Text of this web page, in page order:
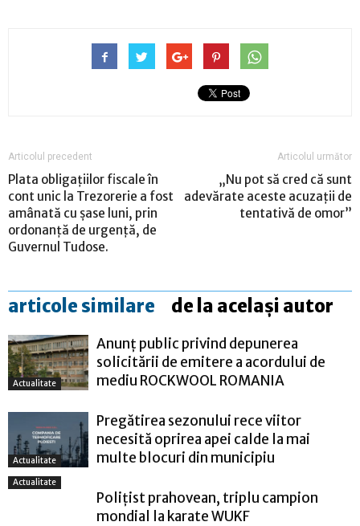
Articolul precedent
Plata obligaţiilor fiscale în
cont unic la Trezorerie a fost
amânată cu şase luni, prin
ordonanţă de urgenţă, de
Guvernul Tudose.
Articolul următor
„Nu pot să cred că sunt
adevărate aceste acuzaţii de
tentativă de omor”
articole similare de la același autor
Actualitate
Anunț public privind depunerea
solicitării de emitere a acordului de
mediu ROCKWOOL ROMANIA
Actualitate
Pregătirea sezonului rece viitor
necesită oprirea apei calde la mai
multe blocuri din municipiu
Actualitate
Polițist prahovean, triplu campion
mondial la karate WUKF